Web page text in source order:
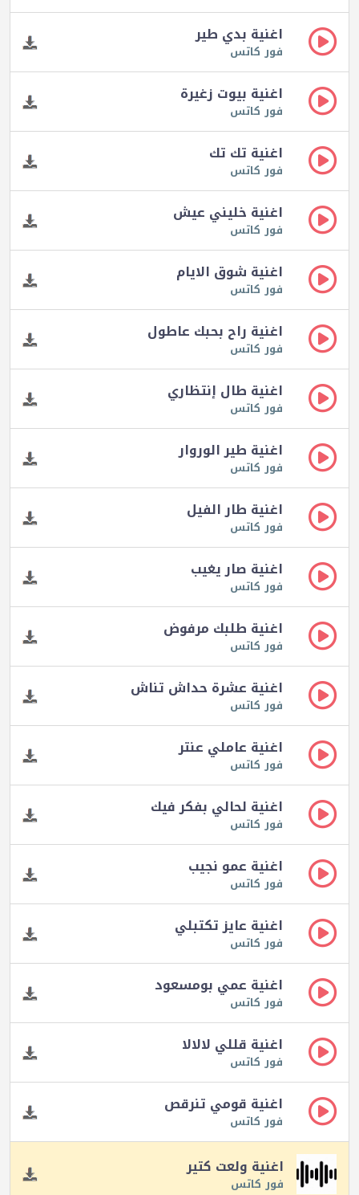
اغنية بدي طير
فور كاتس
اغنية بيوت زغيرة
فور كاتس
اغنية تك تك
فور كاتس
اغنية خليني عيش
فور كاتس
اغنية شوق الايام
فور كاتس
اغنية راح بحبك عاطول
فور كاتس
اغنية طال إنتظاري
فور كاتس
اغنية طير الوروار
فور كاتس
اغنية طار الفيل
فور كاتس
اغنية صار يغيب
فور كاتس
اغنية طلبك مرفوض
فور كاتس
اغنية عشرة حداش تناش
فور كاتس
اغنية عاملي عنتر
فور كاتس
اغنية لحالي بفكر فيك
فور كاتس
اغنية عمو نجيب
فور كاتس
اغنية عايز تكتبلي
فور كاتس
اغنية عمي بومسعود
فور كاتس
اغنية قللي لالالا
فور كاتس
اغنية قومي تنرقص
فور كاتس
اغنية ولعت كتير
فور كاتس